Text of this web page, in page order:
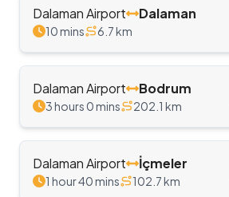
Dalaman Airport Dalaman
10 mins 6.7km
Dalaman Airport Bodrum
3 hours 0 mins 202.1 km
Dalaman Airport İçmeler
1 hour 40 mins 102.7km